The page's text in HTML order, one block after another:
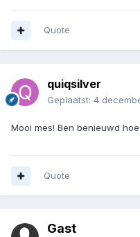
Quote
quiqsilver
Geplaatst: 4
Mooi mes! Ben benieuwd
Quote
Gast